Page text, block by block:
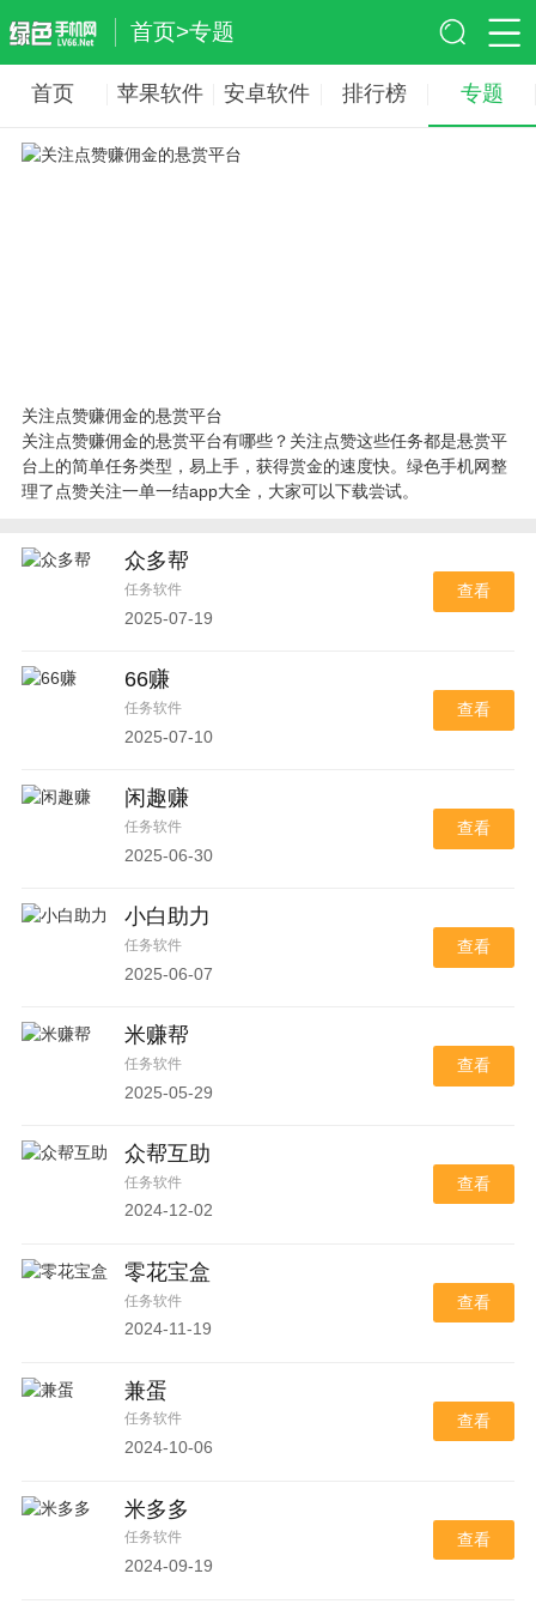
首页>专题
首页 苹果软件 安卓软件 排行榜 专题
关注点赞赚佣金的悬赏平台
关注点赞赚佣金的悬赏平台有哪些？关注点赞这些任务都是悬赏平
台上的简单任务类型，易上手，获得赏金的速度快。绿色手机网整
理了点赞关注一单一结app大全，大家可以下载尝试。
众多帮
任务软件
2025-07-19
查看
66赚
任务软件
2025-07-10
查看
闲趣赚
任务软件
2025-06-30
查看
小白助力
任务软件
2025-06-07
查看
米赚帮
任务软件
2025-05-29
查看
众帮互助
任务软件
2024-12-02
查看
零花宝盒
任务软件
2024-11-19
查看
兼蛋
任务软件
2024-10-06
查看
米多多
任务软件
2024-09-19
查看